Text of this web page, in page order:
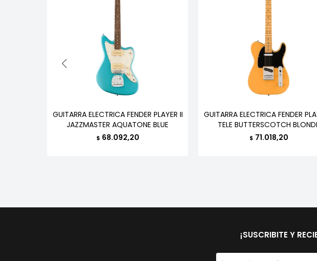
GUITARRA ELECTRICA FENDER PLAYER II
JAZZMASTER AQUATONE BLUE
$ 68.092,20
GUITARRA ELECTRICA FENDER
TELE BUTTERSCOTCH
$ 71.018,20
¡SUSCRIBITE Y